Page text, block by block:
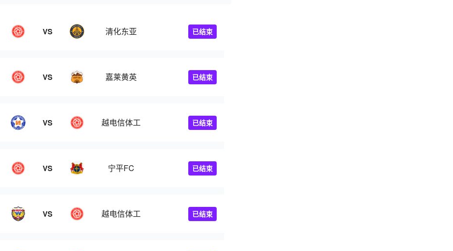
VS 清化东亚 已结束
VS 嘉莱黄英 已结束
VS 越电信体工 已结束
VS 宁平FC 已结束
VS 越电信体工 已结束